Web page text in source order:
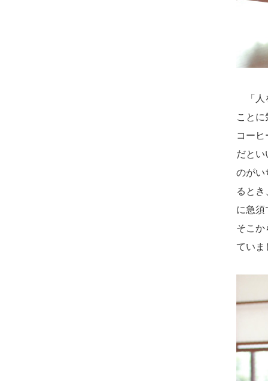
「人
こと
コー
だとい
のがい
ると
に急須
そこか
ていま